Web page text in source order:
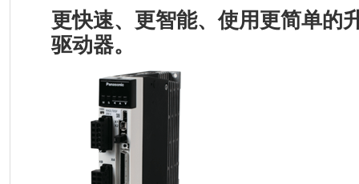
更快速、更智能、使用更简单的
驱动器。